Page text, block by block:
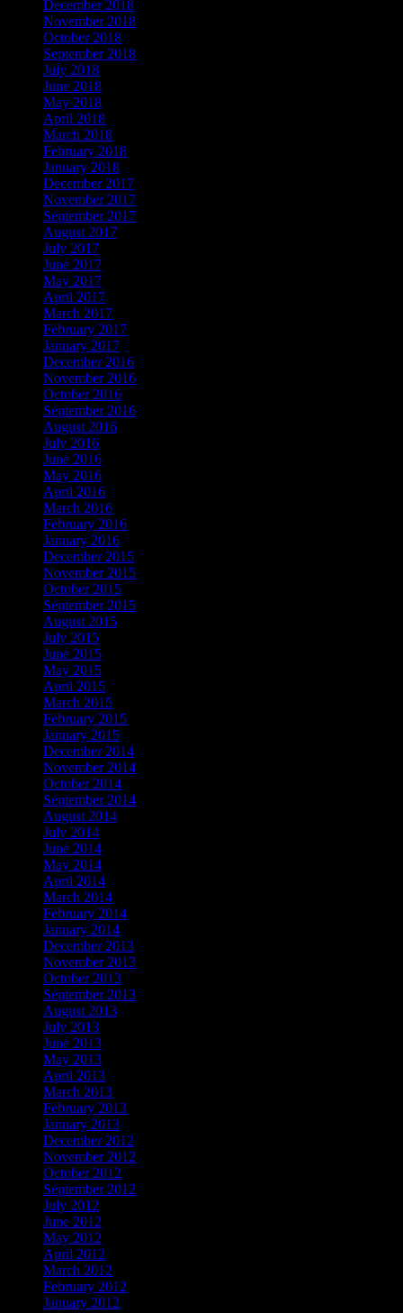
December 2018
November 2018
October 2018
September 2018
July 2018
June 2018
May 2018
April 2018
March 2018
February 2018
January 2018
December 2017
November 2017
September 2017
August 2017
July 2017
June 2017
May 2017
April 2017
March 2017
February 2017
January 2017
December 2016
November 2016
October 2016
September 2016
August 2016
July 2016
June 2016
May 2016
April 2016
March 2016
February 2016
January 2016
December 2015
November 2015
October 2015
September 2015
August 2015
July 2015
June 2015
May 2015
April 2015
March 2015
February 2015
January 2015
December 2014
November 2014
October 2014
September 2014
August 2014
July 2014
June 2014
May 2014
April 2014
March 2014
February 2014
January 2014
December 2013
November 2013
October 2013
September 2013
August 2013
July 2013
June 2013
May 2013
April 2013
March 2013
February 2013
January 2013
December 2012
November 2012
October 2012
September 2012
July 2012
June 2012
May 2012
April 2012
March 2012
February 2012
January 2012